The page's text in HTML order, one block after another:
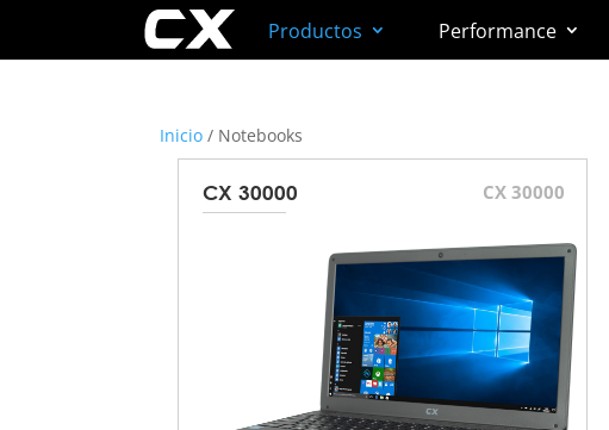
Productos Performance
Inicio / Notebooks
CX 30000 CX 30000